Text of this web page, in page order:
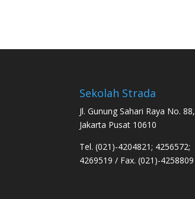
Sekolah Strada
Jl. Gunung Sahari Raya No. 88,
Jakarta Pusat 10610
Tel. (021)-4204821; 4256572;
4269519 / Fax. (021)-4258809